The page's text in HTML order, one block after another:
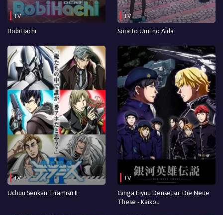
TV
RobiHachi
TV
Sora to Umi no Aida
TV
Uchuu Senkan Tiramisù II
TV
Ginga Eiyuu Densetsu: Die Neue
These - Kaikou